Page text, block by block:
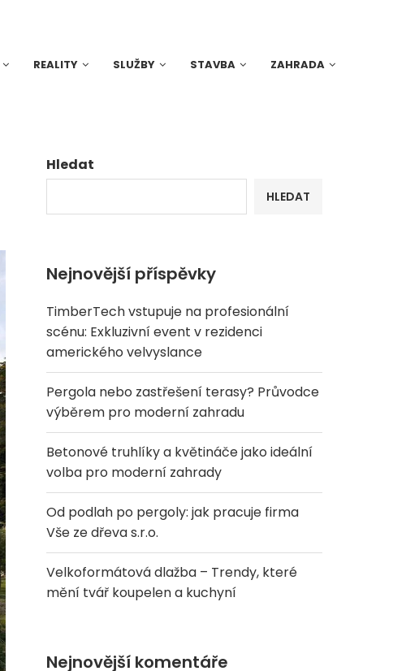
REALITY SLUŽBY STAVBA ZAHRADA
Hledat
HLEDAT
Nejnovější příspěvky
TimberTech vstupuje na profesionální
scénu: Exkluzivní event v rezidenci
amerického velvyslance
Pergola nebo zastřešení terasy? Průvodce
výběrem pro moderní zahradu
Betonové truhlíky a květináče jako ideální
volba pro moderní zahrady
Od podlah po pergoly: jak pracuje firma
Vše ze dřeva s.r.o.
Velkoformátová dlažba – Trendy, které
mění tvář koupelen a kuchyní
Nejnovější komentáře